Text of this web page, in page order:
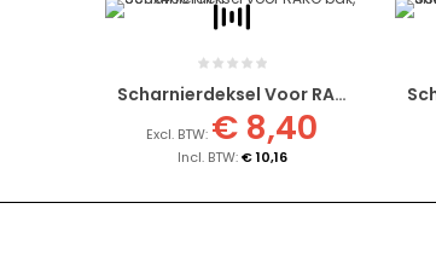
Scharnierdeksel Voor RAKO Bak, 600x400 Mm
€ 10,16
€ 8,40